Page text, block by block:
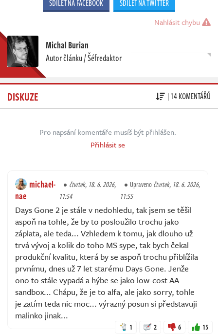
SDÍLET NA FACEBOOK SDÍLET NA TWITTER
Nahlásit chybu
Michal Burian
Autor článku / Šéfredaktor
DISKUZE | 14 KOMENTÁŘŮ
Pro napsání komentáře musíš být přihlášen.
Přihlásit se
michael-
nae
čtvrtek, 18. 6. 2026,
11:54
Upravenočtvrtek, 18. 6. 2026,
11:55
Days Gone 2 je stále v nedohledu, tak jsem se těšil
aspoň na tohle, že by to posloužilo trochu jako
záplata, ale teda... Vzhledem k tomu, jak dlouho už
trvá vývoj a kolik do toho MS sype, tak bych čekal
produkční kvalitu, která by se aspoň trochu přiblížila
prvnímu, dnes už 7 let starému Days Gone. Jenže
ono to stále vypadá a hýbe se jako low-cost AA
sandbox... Chápu, že je to alfa, ale jako sorry, tohle
je zatím teda nic moc... výrazný posun si představuji
malinko jinak...
1 2 6 15